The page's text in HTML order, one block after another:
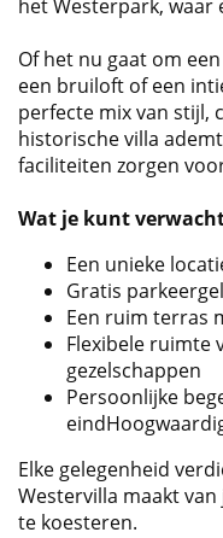
het Westerpark, waar
Of het nu gaat om
een bruiloft of een
perfecte mix van stijl,
historische villa
faciliteiten zorgen
Wat je kunt
Een unieke
Gratis
Een ruim terras
Flexibele ruimte
gezelschappen
Persoonlijke
Elke gelegenheid
Westervilla maakt
te koesteren.